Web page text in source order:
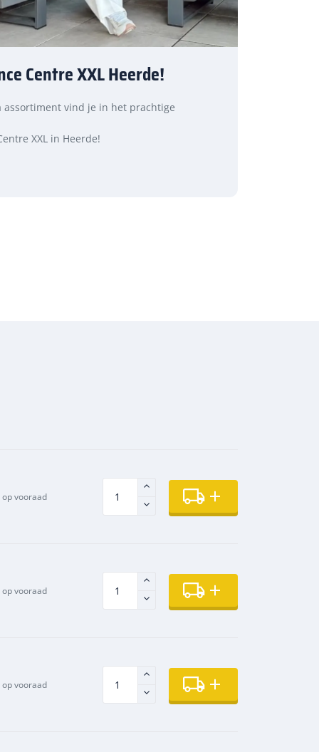
Centre XXL Heerde!
assortiment vind je in het prachtige
XXL in Heerde!
op vooraad
op vooraad
op vooraad